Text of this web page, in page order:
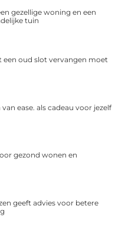
gezellige woning en een
tuin
een oud slot vervangen moet
ease. als cadeau voor jezelf
gezond wonen en
geeft advies voor betere